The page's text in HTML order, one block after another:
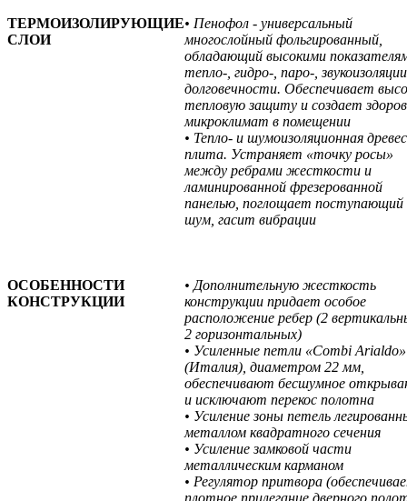
ТЕРМОИЗОЛИРУЮЩИЕ
СЛОИ
• Пенофол - универсальный
многослойный фольгированный,
обладающий высокими
тепло-, гидро-, паро-,
долговечности. Обеспечивает
тепловую защиту и создает
микроклимат в помещении
• Тепло- и шумоизоляционная
плита. Устраняет «точку росы»
между ребрами жесткости и
ламинированной фрезерованной
панелью, поглощает поступающий
шум, гасит вибрации
ОСОБЕННОСТИ
КОНСТРУКЦИИ
• Дополнительную жесткость
конструкции придает особое
расположение ребер (2
2 горизонтальных)
• Усиленные петли «Combi Arialdo»
(Италия), диаметром 22 мм,
обеспечивают бесшумное
и исключают перекос полотна
• Усиление зоны петель
металлом квадратного сечения
• Усиление замковой части
металлическим карманом
• Регулятор притвора